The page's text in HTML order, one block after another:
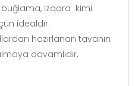
buğlama, izqara kimi
idealdır.
hazırlanan tavanın
davamlıdır,